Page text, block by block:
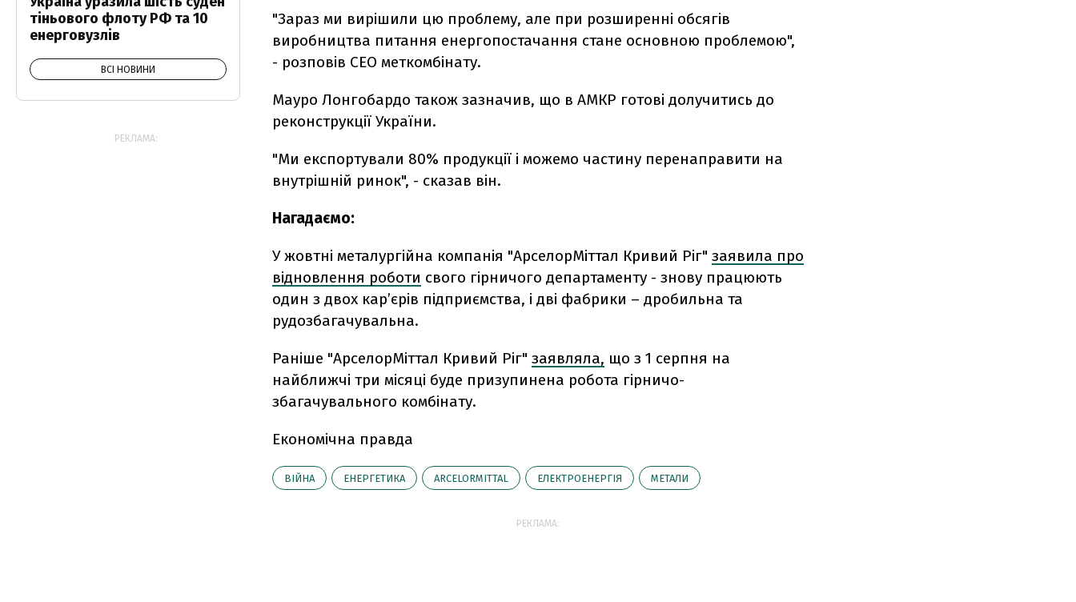
"Зараз ми вирішили цю проблему, але при розширенні обсягів
виробництва питання енергопостачання стане основною проблемою",
- розповів СЕО меткомбінату.
Мауро Лонгобардо також зазначив, що в АМКР готові долучитись до
реконструкції України.
"Ми експортували 80% продукції і можемо частину перенаправити на
внутрішній ринок", - сказав він.
Нагадаємо:
У жовтні металургійна компанія "АрселорМіттал Кривий Ріг" заявила про
відновлення роботи свого гірничого департаменту - знову працюють
один з двох кар’єрів підприємства, і дві фабрики – дробильна та
рудозбагачувальна.
Раніше "АрселорМіттал Кривий Ріг" заявляла, що з 1 серпня на
найближчі три місяці буде призупинена робота гірничо-
збагачувального комбінату.
Економічна правда
ВІЙНА ЕНЕРГЕТИКА ARCELORMITTAL ЕЛЕКТРОЕНЕРГІЯ МЕТАЛИ
РЕКЛАМА:
тіньового флоту РФ та 10
енерговузлів
ВСІ НОВИНИ
РЕКЛАМА: